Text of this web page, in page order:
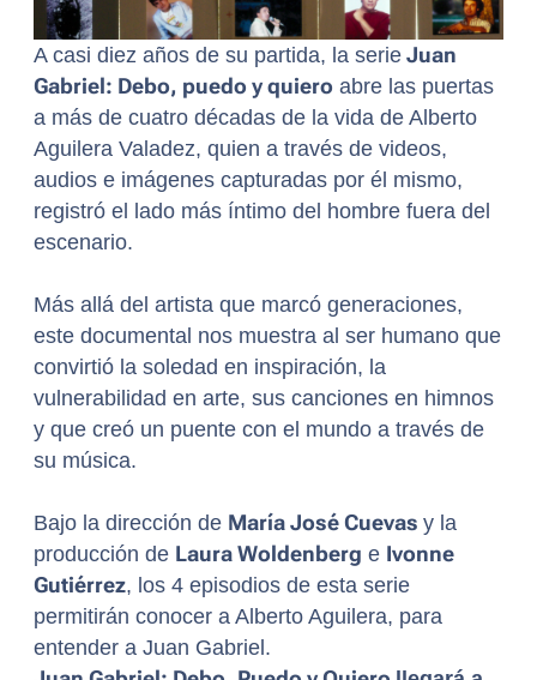
A casi diez años de su partida, la serie Juan
Gabriel: Debo, puedo y quiero abre las puertas
a más de cuatro décadas de la vida de Alberto
Aguilera Valadez, quien a través de videos,
audios e imágenes capturadas por él mismo,
registró el lado más íntimo del hombre fuera del
escenario.
Más allá del artista que marcó generaciones,
este documental nos muestra al ser humano que
convirtió la soledad en inspiración, la
vulnerabilidad en arte, sus canciones en himnos
y que creó un puente con el mundo a través de
su música.
Bajo la dirección de María José Cuevas y la
producción de Laura Woldenberg e Ivonne
Gutiérrez, los 4 episodios de esta serie
permitirán conocer a Alberto Aguilera, para
entender a Juan Gabriel.